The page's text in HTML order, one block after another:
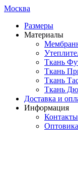
Москва
Размеры
Материалы
Ткань
Ткань
Ткань
Ткань
Доставка и
Информация
Контакты